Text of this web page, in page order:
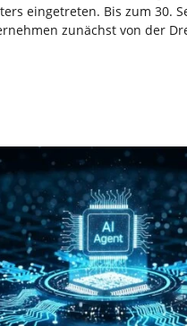
eingetreten. Bis zum 30.
zunächst von der